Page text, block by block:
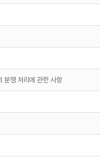
분쟁 처리에 관한 사항